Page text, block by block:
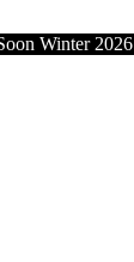
Winter 2026